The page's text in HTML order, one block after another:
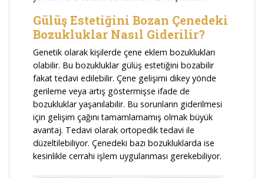
Gülüş Estetiğini Bozan Çenedeki
Bozukluklar Nasıl Giderilir?
Genetik olarak kişilerde çene eklem bozuklukları
olabilir. Bu bozukluklar gülüş estetiğini bozabilir
fakat tedavi edilebilir. Çene gelişimi dikey yönde
gerileme veya artış göstermişse ifade de
bozukluklar yaşanılabilir. Bu sorunların giderilmesi
için gelişim çağını tamamlamamış olmak büyük
avantaj. Tedavi olarak ortopedik tedavi ile
düzeltilebiliyor. Çenedeki bazı bozukluklarda ise
kesinlikle cerrahi işlem uygulanması gerekebiliyor.